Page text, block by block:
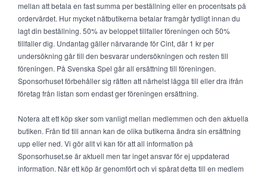
mellan att betala en fast summa per beställning eller en procentsats på
ordervärdet. Hur mycket nätbutikerna betalar framgår tydligt innan du
lagt din beställning. 50% av beloppet tillfaller föreningen och 50%
tillfaller dig. Undantag gäller närvarande för Cint, där 1 kr per
undersökning går till den besvarar undersökningen och resten till
föreningen. På Svenska Spel går all ersättning till föreningen.
Sponsorhuset förbehåller sig rätten att närhelst lägga till eller dra ifrån
företag från listan som endast ger föreningen ersättning.
Notera att ett köp sker som vanligt mellan medlemmen och den aktuella
butiken. Från tid till annan kan de olika butikerna ändra sin ersättning
upp eller ned. Vi gör allt vi kan för att all information på
Sponsorhuset.se är aktuell men tar inget ansvar för ej uppdaterad
information. När ett köp är genomfört och vi spårat detta till en medlem